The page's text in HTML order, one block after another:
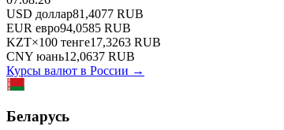
USD доллар81,4077 RUB
EUR евро94,0585 RUB
KZT×100 тенге17,3263 RUB
CNY юань12,0637 RUB
Курсы валют в России →
Беларусь